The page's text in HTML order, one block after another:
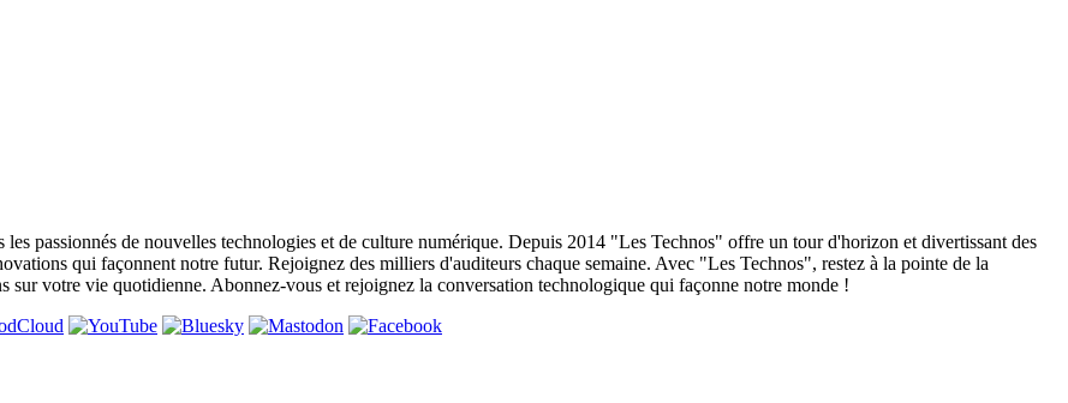
passionnés de nouvelles technologies et de culture numérique. Depuis 2014 "Les Technos" offre un tour d'horizon et divertissant des
qui façonnent notre futur. Rejoignez des milliers d'auditeurs chaque semaine. Avec "Les Technos", restez à la pointe de la
sur votre vie quotidienne. Abonnez-vous et rejoignez la conversation technologique qui façonne notre monde !